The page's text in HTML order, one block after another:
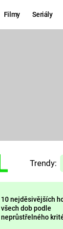
Filmy Seriály
Trendy:
10 nejděsivějších
všech dob podle
neprůstřelného